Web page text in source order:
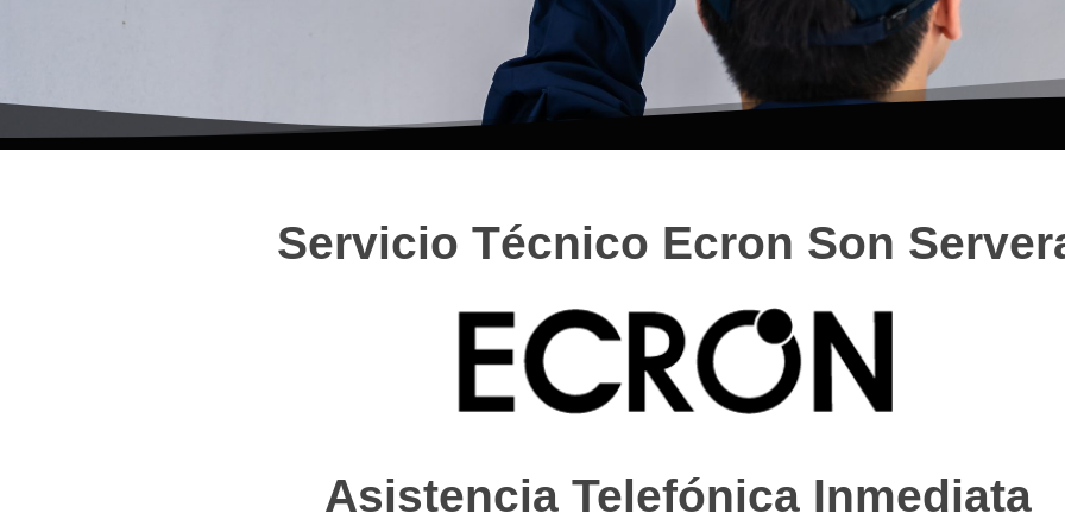
Servicio Técnico Ecron Son
Asistencia Telefónica Inmediata